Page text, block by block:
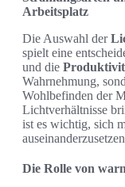
Arbeitsplatz
Die Auswahl der
spielt eine
und die
Wahrnehmung,
Wohlbefinden der
Lichtverhältnisse
ist es wichtig, sich
Die Rolle von